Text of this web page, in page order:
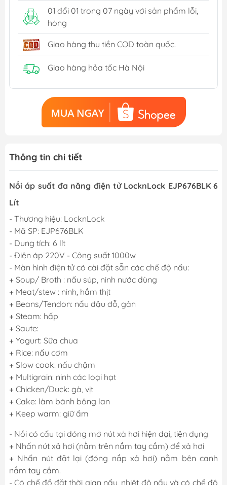
01 đổi 01 trong 07 ngày với sản phẩm lỗi,
hỏng
Giao hàng thu tiền COD toàn quốc.
Giao hàng hỏa tốc Hà Nội
Thông tin chi tiết
Nồi áp suất đa năng điện tử LocknLock EJP676BLK 6
Lít
- Thương hiệu: LocknLock
- Mã SP: EJP676BLK
- Dung tích: 6 lít
- Điện áp 220V - Công suất 1000w
- Màn hình điện tử có cài đặt sẵn các chế độ nấu:
+ Soup/ Broth : nấu súp, ninh nước dùng
+ Meat/stew : ninh, hầm thịt
+ Beans/Tendon: nấu đậu đỗ, gân
+ Steam: hấp
+ Saute:
+ Yogurt: Sữa chua
+ Rice: nấu cơm
+ Slow cook: nấu chậm
+ Multigrain: ninh các loại hạt
+ Chicken/Duck: gà, vịt
+ Cake: làm bánh bông lan
+ Keep warm: giữ ấm
- Nồi có cấu tại đóng mở nút xả hơi hiện đại, tiện dụng
+ Nhấn nút xả hơi (nằm trên nắm tay cầm) để xả hơi
+ Nhấn nút đặt lại (đóng nắp xả hơi) nằm bên cạnh
nắm tay cầm.
- Có chế đồ đặt thời gian nấu, nhiệt độ nấu và có chế độ